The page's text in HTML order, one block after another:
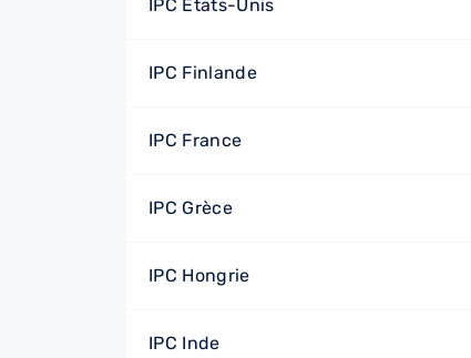
IPC Etats-Unis
IPC Finlande
IPC France
IPC Grèce
IPC Hongrie
IPC Inde